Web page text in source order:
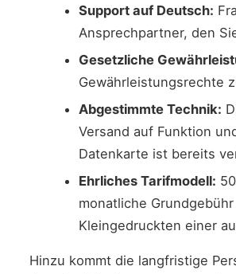
Support auf Deutsch:
Ansprechpartner, den
Gesetzliche
Gewährleistungsrechte
Abgestimmte Technik:
Versand auf Funktion
Datenkarte ist bereits
Ehrliches Tarifmodell:
monatliche
Kleingedruckten einer
Hinzu kommt die langfristige